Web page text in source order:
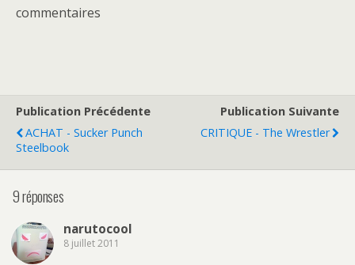
commentaires
Publication Précédente
ACHAT - Sucker Punch
Steelbook
Publication Suivante
CRITIQUE - The Wrestler
9 réponses
narutocool
8 juillet 2011